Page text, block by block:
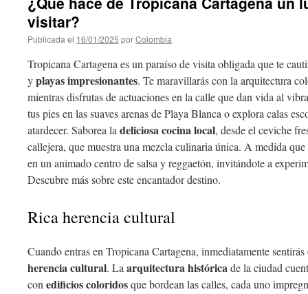
visitar?
Publicada el 16/01/2025 porColombia
Tropicana Cartagena es un paraíso de visita obligada que te
yplayas impresionantes. Te maravillarás con la arquitectura
mientras disfrutas de actuaciones en la calle que dan vida al
tus pies en las suaves arenas de Playa Blanca o explora calas
atardecer. Saborea la deliciosa cocina local, desde el ceviche
callejera, que muestra una mezcla culinaria única. A medida
en un animado centro de salsa y reggaetón, invitándote a
Descubre más sobre este encantador destino.
Rica herencia cultural
Cuando entras en Tropicana Cartagena, inmediatamente
herencia cultural. La arquitectura históricade la ciudad
con edificios coloridosque bordean las calles, cada uno